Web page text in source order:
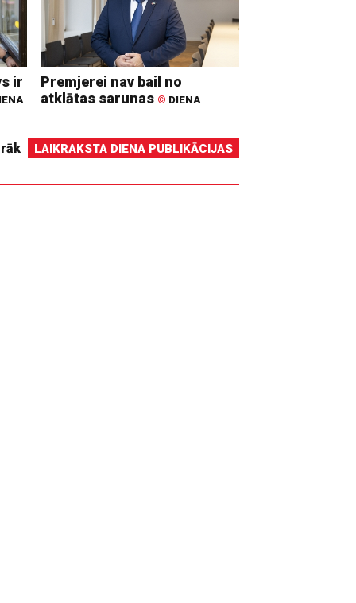
ir
Premjerei nav bail no
atklātas sarunas © DIENA
LAIKRAKSTA DIENA PUBLIKĀCIJAS